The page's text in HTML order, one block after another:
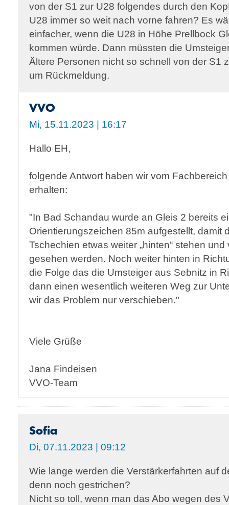
von der S1 zur U28 folgendes durch den
U28 immer so weit nach vorne fahren? Es
einfacher, wenn die U28 in Höhe Prellbock
kommen würde. Dann müssten die
Ältere Personen nicht so schnell von der S1
um Rückmeldung.
VVO
Mi, 15.11.2023 | 16:17
Hallo EH,
folgende Antwort haben wir vom
erhalten:
"In Bad Schandau wurde an Gleis 2 bereits
Orientierungszeichen 85m aufgestellt, damit
Tschechien etwas weiter „hinten“ stehen
gesehen werden. Noch weiter hinten in
die Folge das die Umsteiger aus Sebnitz in
dann einen wesentlich weiteren Weg zur
wir das Problem nur verschieben."
Viele Grüße
Jana Findeisen
VVO-Team
Sofia
Di, 07.11.2023 | 09:12
Wie lange werden die Verstärkerfahrten auf
denn noch gestrichen?
Nicht so toll, wenn man das Abo wegen des